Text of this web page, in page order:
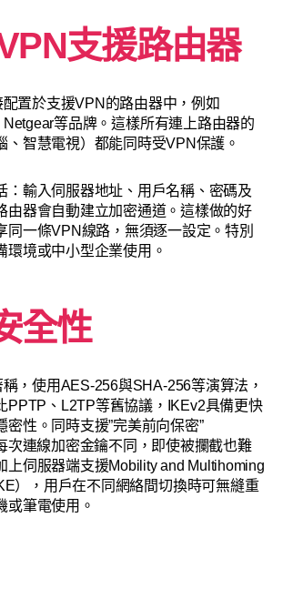
支援路由器
配置於支援VPN的路由器中，例如
等品牌。這樣所有連上路由器的
、智慧電視）都能同時受VPN保護。
：輸入伺服器地址、用戶名稱、密碼及
由器會自動建立加密通道。這樣做的好
同一條VPN線路，無須逐一設定。特別
環境或中小型企業使用。
全性
稱，使用AES-256與SHA-256等演算法，
PPTP、L2TP等舊協議，IKEv2具備更快
密性。同時支援”完美前向保密”
次連線加密金鑰不同，即使被攔截也難
上伺服器端支援Mobility and Multihoming
），用戶在不同網絡間切換時可無縫重
或筆電使用。